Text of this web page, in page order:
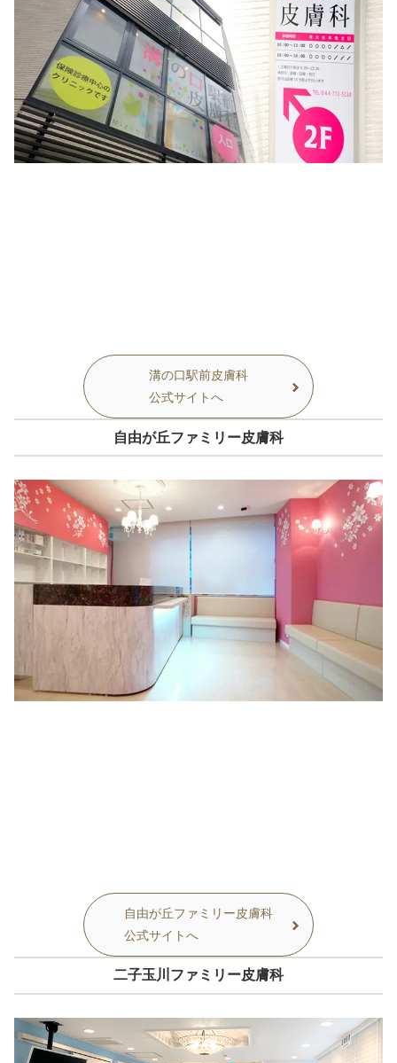
溝の口駅前皮膚科
公式サイトへ
自由が丘ファミリー皮膚科
自由が丘ファミリー皮膚科
公式サイトへ
二子玉川ファミリー皮膚科